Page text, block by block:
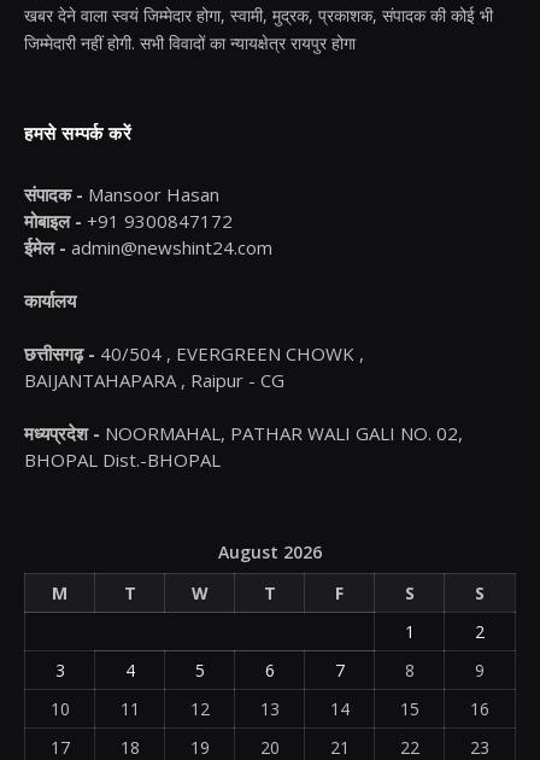
खबर देने वाला स्वयं जिम्मेदार होगा, स्वामी, मुद्रक, प्रकाशक, संपादक की कोई भी
जिम्मेदारी नहीं होगी. सभी विवादों का न्यायक्षेत्र रायपुर होगा
हमसे सम्पर्क करें
संपादक - Mansoor Hasan
मोबाइल - +91 9300847172
ईमेल - admin@newshint24.com
कार्यालय
छत्तीसगढ़ - 40/504 , EVERGREEN CHOWK ,
BAIJANTAHAPARA , Raipur - CG
मध्यप्रदेश - NOORMAHAL, PATHAR WALI GALI NO. 02,
BHOPAL Dist.-BHOPAL
August 2026
M
T W T F S
S
1
2
3
4 5 6 7 8
9
10
11 12 13 14 15
16
17
18 19 20 21 22
23